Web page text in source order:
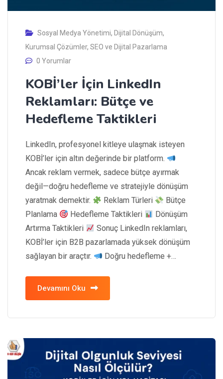
Sosyal Medya Yönetimi, Dijital Dönüşüm,
Kurumsal Çözümler, SEO ve Dijital Pazarlama
0 Yorumlar
KOBİ’ler İçin LinkedIn
Reklamları: Bütçe ve
Hedefleme Taktikleri
LinkedIn, profesyonel kitleye ulaşmak isteyen
KOBİ’ler için altın değerinde bir platform.
Ancak reklam vermek, sadece bütçe ayırmak
değil—doğru hedefleme ve stratejiyle dönüşüm
yaratmak demektir.
Reklam Türleri
Bütçe
Planlama
Hedefleme Taktikleri
Dönüşüm
Artırma Taktikleri
Sonuç LinkedIn reklamları,
KOBİ’ler için B2B pazarlamada yüksek dönüşüm
sağlayan bir araçtır.
Doğru hedefleme +…
Devamını Oku